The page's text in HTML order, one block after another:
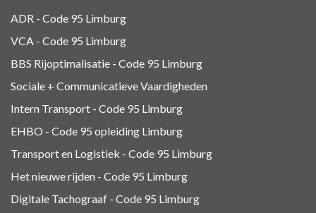
ADR - Code 95 Limburg
VCA - Code 95 Limburg
BBS Rijoptimalisatie - Code 95 Limburg
Sociale + Communicatieve Vaardigheden
Intern Transport - Code 95 Limburg
EHBO - Code 95 opleiding Limburg
Transport en Logistiek - Code 95 Limburg
Het nieuwe rijden - Code 95 Limburg
Digitale Tachograaf - Code 95 Limburg